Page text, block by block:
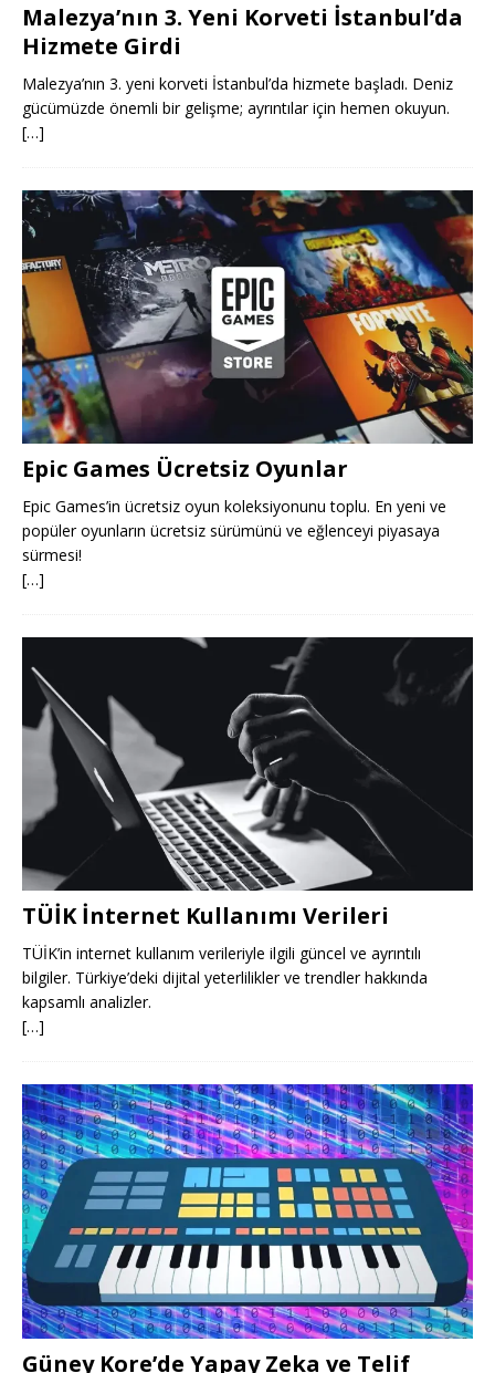
Malezya’nın 3. Yeni Korveti İstanbul’da
Hizmete Girdi
Malezya’nın 3. yeni korveti İstanbul’da hizmete başladı. Deniz
gücümüzde önemli bir gelişme; ayrıntılar için hemen okuyun.
[…]
Epic Games Ücretsiz Oyunlar
Epic Games’in ücretsiz oyun koleksiyonunu toplu. En yeni ve
popüler oyunların ücretsiz sürümünü ve eğlenceyi piyasaya
sürmesi!
[…]
TÜİK İnternet Kullanımı Verileri
TÜİK’in internet kullanım verileriyle ilgili güncel ve ayrıntılı
bilgiler. Türkiye’deki dijital yeterlilikler ve trendler hakkında
kapsamlı analizler.
[…]
Güney Kore’de Yapay Zeka ve Telif